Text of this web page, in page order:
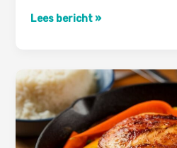
Eenpansgerecht
en
Groenten:
15+
Recepten
2026
Lees bericht »